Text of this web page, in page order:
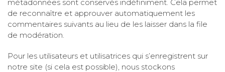
métadonnées sont conservés indéfiniment. Cela permet
de reconnaître et approuver automatiquement les
commentaires suivants au lieu de les laisser dans la file
de modération.
Pour les utilisateurs et utilisatrices qui s’enregistrent sur
notre site (si cela est possible), nous stockons